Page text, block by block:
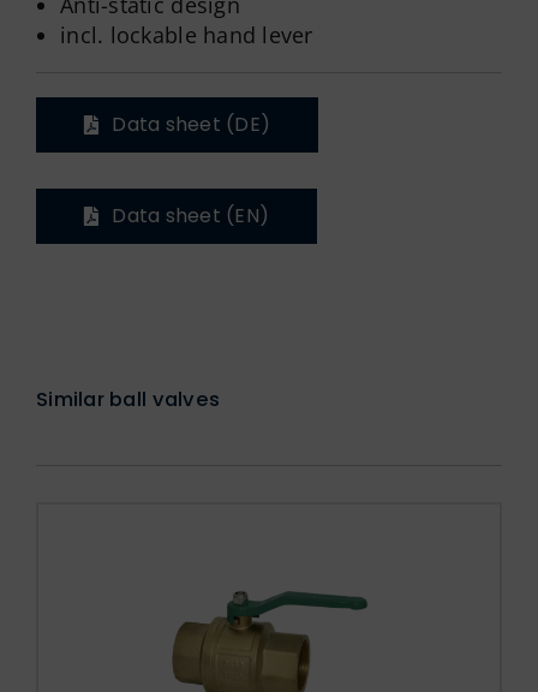
incl. lockable hand lever
Data sheet (DE)
Data sheet (EN)
Similar ball valves